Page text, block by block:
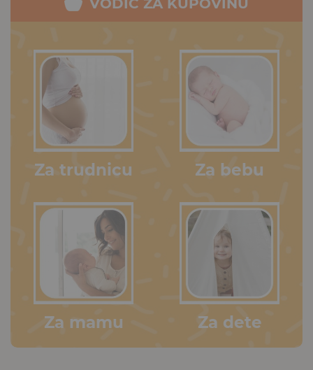
VODIČ ZA KUPOVINU
Za trudnicu Za bebu
Za mamu Za dete